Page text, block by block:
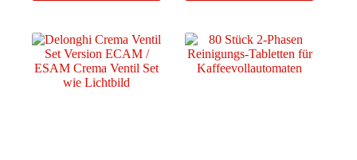
auf.
Die
Optionen
können